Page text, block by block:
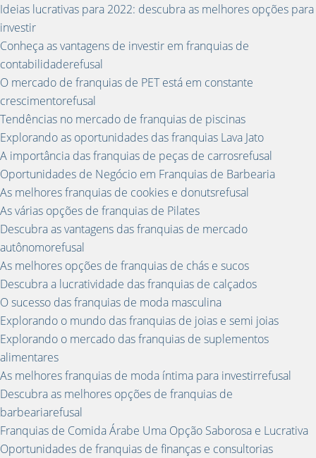
Ideias lucrativas para 2022: descubra as melhores opções para
investir
Conheça as vantagens de investir em franquias de
contabilidaderefusal
O mercado de franquias de PET está em constante
crescimentorefusal
Tendências no mercado de franquias de piscinas
Explorando as oportunidades das franquias Lava Jato
A importância das franquias de peças de carrosrefusal
Oportunidades de Negócio em Franquias de Barbearia
As melhores franquias de cookies e donutsrefusal
As várias opções de franquias de Pilates
Descubra as vantagens das franquias de mercado
autônomorefusal
As melhores opções de franquias de chás e sucos
Descubra a lucratividade das franquias de calçados
O sucesso das franquias de moda masculina
Explorando o mundo das franquias de joias e semi joias
Explorando o mercado das franquias de suplementos
alimentares
As melhores franquias de moda íntima para investirrefusal
Descubra as melhores opções de franquias de
barbeariarefusal
Franquias de Comida Árabe Uma Opção Saborosa e Lucrativa
Oportunidades de franquias de finanças e consultorias